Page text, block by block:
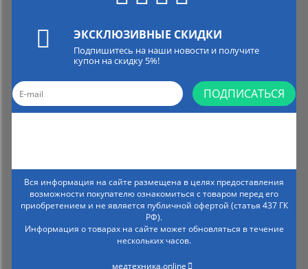
ЭКСКЛЮЗИВНЫЕ СКИДКИ
Подпишитесь на наши новости и получите
купон на скидку 5%!
ПОДПИСАТЬСЯ
Вся информация на сайте размещена в целях предоставления
возможности покупателю ознакомиться с товаром перед его
приобретением и не является публичной офертой (статья 437 ГК
РФ).
Информация о товарах на сайте может обновляться в течение
нескольких часов.
медтехника.online